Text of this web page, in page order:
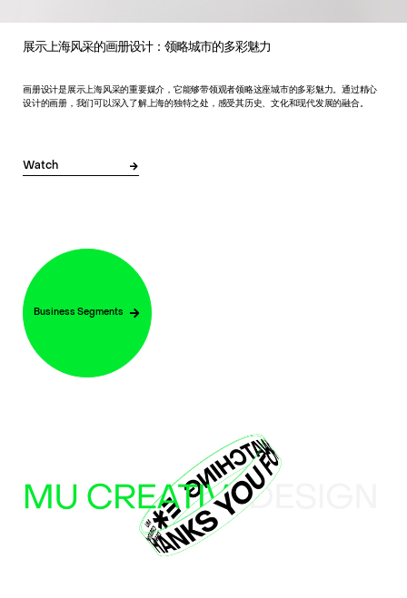
展示上海风采的画册设计：领略城市的多彩魅力
画册设计是展示上海风采的重要媒介，它能够带领观者领略这座城市的多彩魅力。通过精心
设计的画册，我们可以深入了解上海的独特之处，感受其历史、文化和现代发展的融合。
Watch
Business Segments